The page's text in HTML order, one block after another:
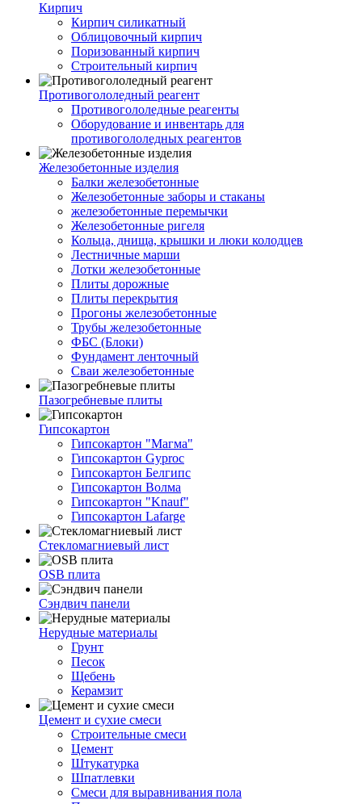
Кирпич
Кирпич силикатный
Облицовочный кирпич
Поризованный кирпич
Строительный кирпич
Противогололедный реагент
Противогололедные реагенты
Оборудование и инвентарь для
противогололедных реагентов
Железобетонные изделия
Балки железобетонные
Железобетонные заборы и стаканы
железобетонные перемычки
Железобетонные ригеля
Кольца, днища, крышки и люки колодцев
Лестничные марши
Лотки железобетонные
Плиты дорожные
Плиты перекрытия
Прогоны железобетонные
Трубы железобетонные
ФБС (Блоки)
Фундамент ленточный
Сваи железобетонные
Пазогребневые плиты
Гипсокартон
Гипсокартон "Магма"
Гипсокартон Gyproc
Гипсокартон Белгипс
Гипсокартон Волма
Гипсокартон "Knauf"
Гипсокартон Lafarge
Стекломагниевый лист
OSB плита
Сэндвич панели
Нерудные материалы
Грунт
Песок
Щебень
Керамзит
Цемент и сухие смеси
Строительные смеси
Цемент
Штукатурка
Шпатлевки
Смеси для выравнивания пола